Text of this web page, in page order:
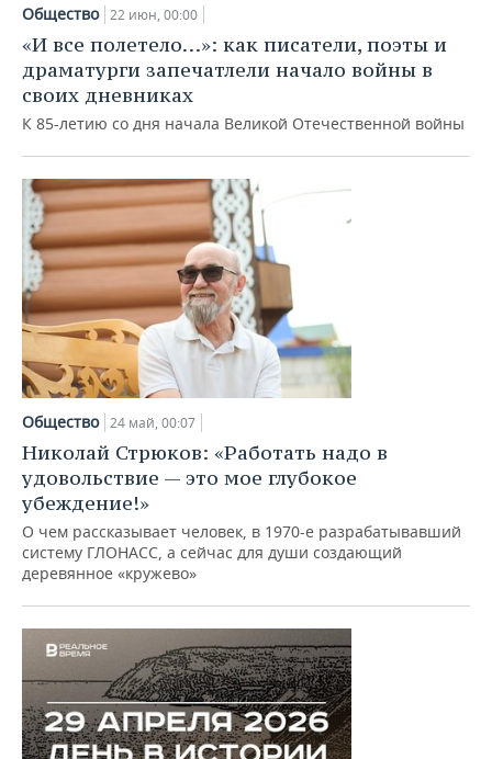
НЕФТЕХИМИЯ
НЕФТЬ
ОПК
ЭНЕРГЕТИКА
РОЗНИЧНАЯ ТОРГОВЛЯ
ТРАНСПОРТ
НОВОСТИ ТЕХНОЛОГИЙ
IT
ТЕЛЕКОММУНИКАЦИИ
МЕРОПРИЯТИЯ
НОВОСТИ МЕРОПРИЯТИЙ
БИЗНЕС-БРАНЧИ
ONLINE-КОНФЕРЕНЦИИ
ОТКРЫТАЯ ЛЕКЦИЯ
СПОРТ
ФУТБОЛ
ХОККЕЙ
БАСКЕТБОЛ
ВОЛЕЙБОЛ
КИБЕРСПОРТ
ФИГУРНОЕ КАТАНИЕ
ВОДНЫЕ ВИДЫ СПОРТА
ХОККЕЙ С МЯЧОМ
НОВОСТИ ОБЩЕСТВА
ВЛАСТЬ
ИНФРАСТРУКТУРА
ИСТОРИЯ
КУЛЬТУРА
МЕДИЦИНА
ОБРАЗОВАНИЕ
ПРОИСШЕСТВИЯ
ФОТОГАЛЕРЕЯ
СЮЖЕТЫ
СПРАВОЧНИК
СПИСОК ПЕРСОН
СПИСОК КОМПАНИЙ
ПОЛНАЯ ВЕРСИЯ
Общество 22 июн, 00:00
«И все полетело…»: как писатели, поэты и
драматурги запечатлели начало войны в
своих дневниках
К 85-летию со дня начала Великой Отечественной войны
Общество 24 май, 00:07
Николай Стрюков: «Работать надо в
удовольствие — это мое глубокое
убеждение!»
О чем рассказывает человек, в 1970-е разрабатывавший
систему ГЛОНАСС, а сейчас для души создающий
деревянное «кружево»